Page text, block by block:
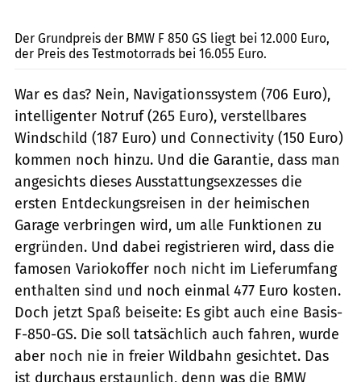
Der Grundpreis der BMW F 850 GS liegt bei 12.000 Euro,
der Preis des Testmotorrads bei 16.055 Euro.
War es das? Nein, Navigationssystem (706 Euro),
intelligenter Notruf (265 Euro), verstellbares
Windschild (187 Euro) und Connectivity (150 Euro)
kommen noch hinzu. Und die Garantie, dass man
angesichts dieses Ausstattungsexzesses die
ersten Entdeckungsreisen in der heimischen
Garage verbringen wird, um alle Funktionen zu
ergründen. Und dabei registrieren wird, dass die
famosen Variokoffer noch nicht im Lieferumfang
enthalten sind und noch einmal 477 Euro kosten.
Doch jetzt Spaß beiseite: Es gibt auch eine Basis-
F-850-GS. Die soll tatsächlich auch fahren, wurde
aber noch nie in freier Wildbahn gesichtet. Das
ist durchaus erstaunlich, denn was die BMW